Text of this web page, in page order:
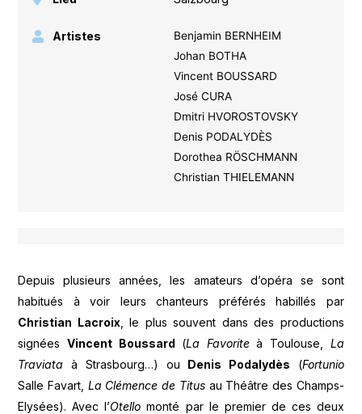
Artistes
Benjamin BERNHEIM
Johan BOTHA
Vincent BOUSSARD
José CURA
Dmitri HVOROSTOVSKY
Denis PODALYDÈS
Dorothea RÖSCHMANN
Christian THIELEMANN
Depuis plusieurs années, les amateurs d’opéra se sont
habitués à voir leurs chanteurs préférés habillés par
Christian Lacroix, le plus souvent dans des productions
signées Vincent Boussard (La Favoriteà Toulouse, La
Traviataà Strasbourg…) ou Denis Podalydès (Fortunio
Salle Favart, La Clémence de Titus au Théâtre des Champs-
Elysées). Avec l’Otellomonté par le premier de ces deux